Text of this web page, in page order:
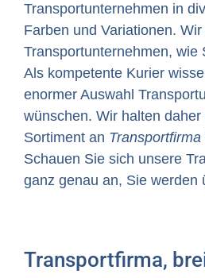
Transportunternehmen in
Farben und Variationen.
Transportunternehmen, wie
Als kompetente Kurier
enormer Auswahl
wünschen. Wir halten
Sortiment an Transportfirma
Schauen Sie sich unsere
ganz genau an, Sie werden
Transportfirma,